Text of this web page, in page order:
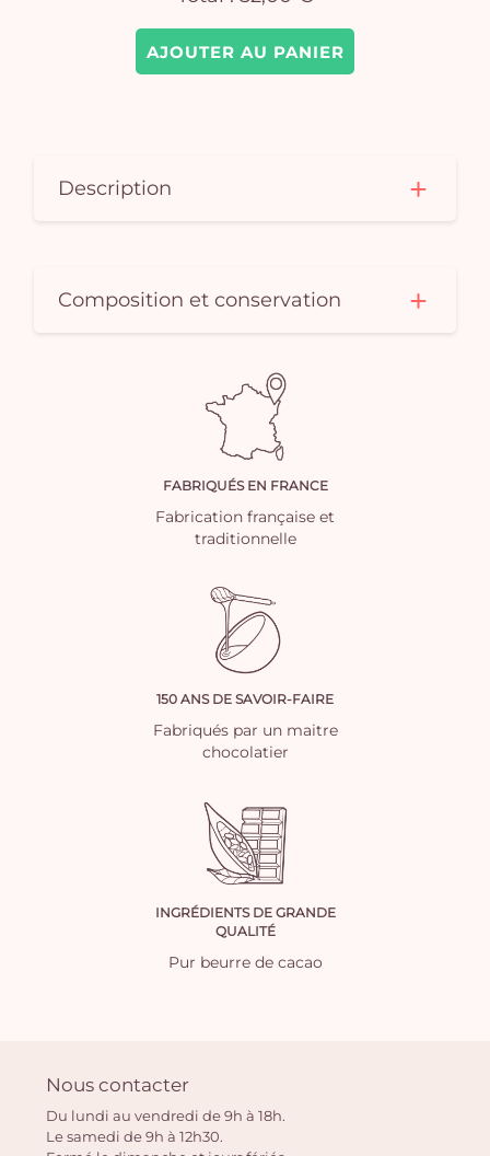
AJOUTER AU PANIER
Description
Composition et conservation
FABRIQUÉS EN FRANCE
Fabrication française et
traditionnelle
150 ANS DE SAVOIR-FAIRE
Fabriqués par un maitre
chocolatier
INGRÉDIENTS DE GRANDE
QUALITÉ
Pur beurre de cacao
Nous contacter
Du lundi au vendredi de 9h à 18h.
Le samedi de 9h à 12h30.